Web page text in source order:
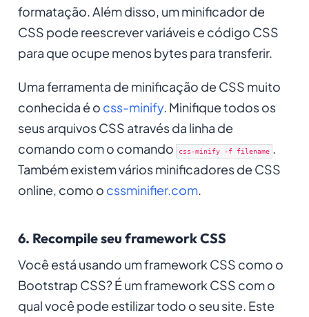
formatação. Além disso, um minificador de
CSS pode reescrever variáveis e código CSS
para que ocupe menos bytes para transferir.
Uma ferramenta de minificação de CSS muito
conhecida é o css-minify. Minifique todos os
seus arquivos CSS através da linha de
comando com o comando
css-minify -f filename .
Também existem vários minificadores de CSS
online, como o cssminifier.com.
6. Recompile seu framework CSS
Você está usando um framework CSS como o
Bootstrap CSS? É um framework CSS com o
qual você pode estilizar todo o seu site. Este